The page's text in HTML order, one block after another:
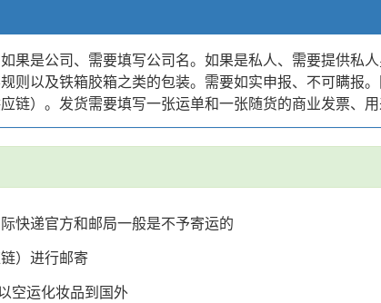
果是公司、需要填写公司名。如果是私人、需要提供私
则以及铁箱胶箱之类的包装。需要如实申报、不可瞒报
）。发货需要填写一张运单和一张随货的商业发票、
快递官方和邮局一般是不予寄运的
）进行邮寄
空运化妆品到国外